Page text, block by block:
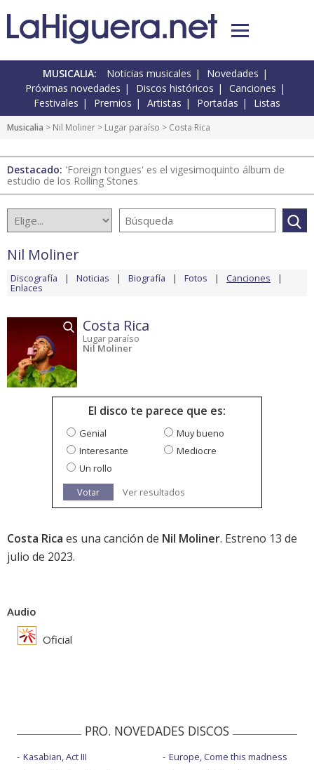
MUSICALIA: Noticias musicales
Novedades
Próximas novedades
Discos históricos
Canciones
Festivales
Premios Artistas Portadas Listas
Musicalia > Nil Moliner > Lugar paraíso > Costa Rica
Destacado: 'Foreign tongues' es el vigesimoquinto álbum de
estudio de los Rolling Stones
Nil Moliner
Discografía Noticias Biografía Fotos Canciones
Enlaces
Costa Rica
Lugar paraíso
Nil Moliner
El disco te parece que es:
Genial
Muy bueno
Interesante
Mediocre
Un rollo
Votar
Ver resultados
Costa Rica es una canción de Nil Moliner. Estreno 13 de
julio de 2023.
Audio
Oficial
PRO. NOVEDADES DISCOS
Kasabian, Act III
Europe, Come this madness